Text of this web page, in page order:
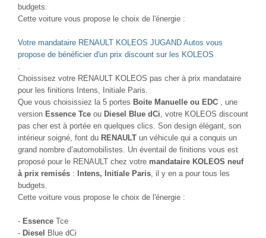
budgets.
Cette voiture vous propose le choix de l'énergie :
Votre mandataire RENAULT KOLEOS JUGAND Autos vous
propose de bénéficier d'un prix discount sur les KOLEOS
Choissisez votre RENAULT KOLEOS pas cher à prix mandataire
pour les finitions Intens, Initiale Paris.
Que vous choisissiez la 5 portes Boite Manuelle ou EDC , une
version Essence Tce ou Diesel Blue dCi , votre KOLEOS discount
pas cher est à portée en quelques clics. Son design élégant, son
intérieur soigné, font du RENAULT un véhicule qui a conquis un
grand nombre d’automobilistes. Un éventail de finitions vous est
proposé pour le RENAULT chez votre mandataire KOLEOS neuf
à prix remisés : Intens, Initiale Paris , il y en a pour tous les
budgets.
Cette voiture vous propose le choix de l'énergie :
- Essence Tce
- Diesel Blue dCi